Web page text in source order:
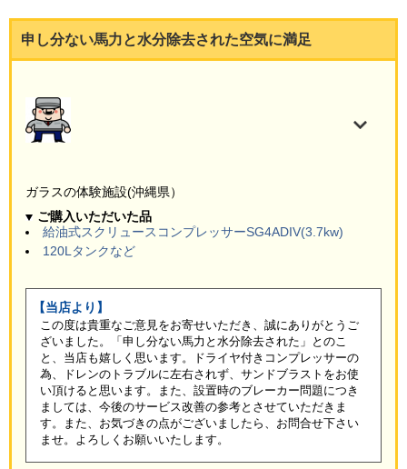
申し分ない馬力と水分除去された空気に満足
ガラスの体験施設(沖縄県）
ご購入いただいた品
給油式スクリュースコンプレッサーSG4ADIV(3.7kw)
120Lタンクなど
【当店より】
この度は貴重なご意見をお寄せいただき、誠にありがとうご
ざいました。「申し分ない馬力と水分除去された」とのこ
と、当店も嬉しく思います。ドライヤ付きコンプレッサーの
為、ドレンのトラブルに左右されず、サンドブラストをお使
い頂けると思います。また、設置時のブレーカー問題につき
ましては、今後のサービス改善の参考とさせていただきま
す。また、お気づきの点がございましたら、お問合せ下さい
ませ。よろしくお願いいたします。